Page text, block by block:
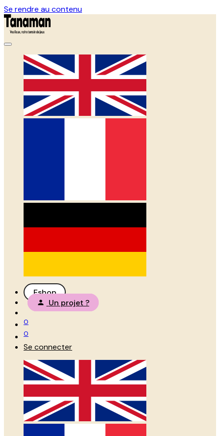
Se rendre au contenu
Eshop
Un projet ?
0
0
Se connecter